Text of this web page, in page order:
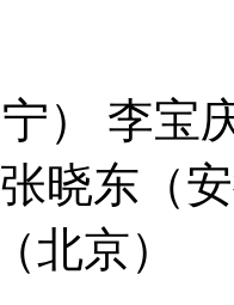
李宝庆
晓东（
京）